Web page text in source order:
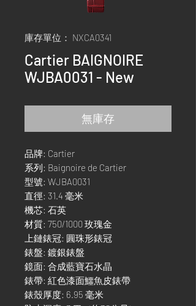
庫存單位： NXCA0341
Cartier BAIGNOIRE
WJBA0031 - New
無庫存
品牌: Cartier
系列: Baignoire de Cartier
型號: WJBA0031
直徑: 31.4 毫米
機芯: 石英
材質: 750/1000 玫瑰金
上鏈錶冠: 圓珠形錶冠
錶盤: 鍍銀錶盤
鏡面: 合成藍寶石水晶
錶帶: 紅色漆面鱷魚皮錶帶
錶殼厚度: 6.95 毫米